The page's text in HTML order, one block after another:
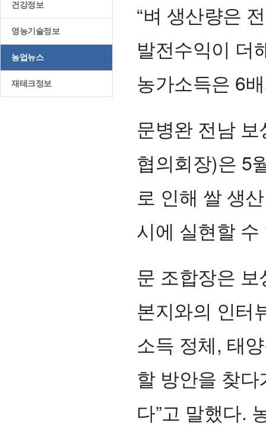
건강정보
영농기술정보
농업뉴스
재테크정보
“벼 생산량은
발전수익이 더
농가소득은 6
문병완 전남
협의회장)은 5
로 인해 쌀 생
시에 실현할 수
문 조합장은
본지와의 인터
소득 정체, 태
할 방안을 찾
다”고 말했다.